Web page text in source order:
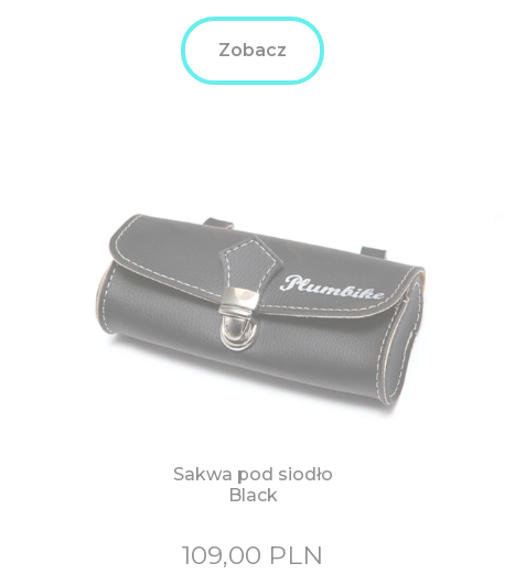
Zobacz
Sakwa pod siodło
Black
109,00 PLN